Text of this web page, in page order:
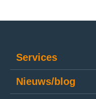
Services
Nieuws/blog